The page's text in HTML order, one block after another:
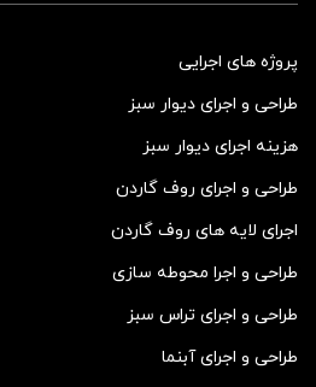
پروژه های اجرایی
طراحی و اجرای دیوار سبز
هزینه اجرای دیوار سبز
طراحی و اجرای روف گاردن
اجرای لایه های روف گاردن
طراحی و اجرا محوطه سازی
طراحی و اجرای تراس سبز
طراحی و اجرای آبنما